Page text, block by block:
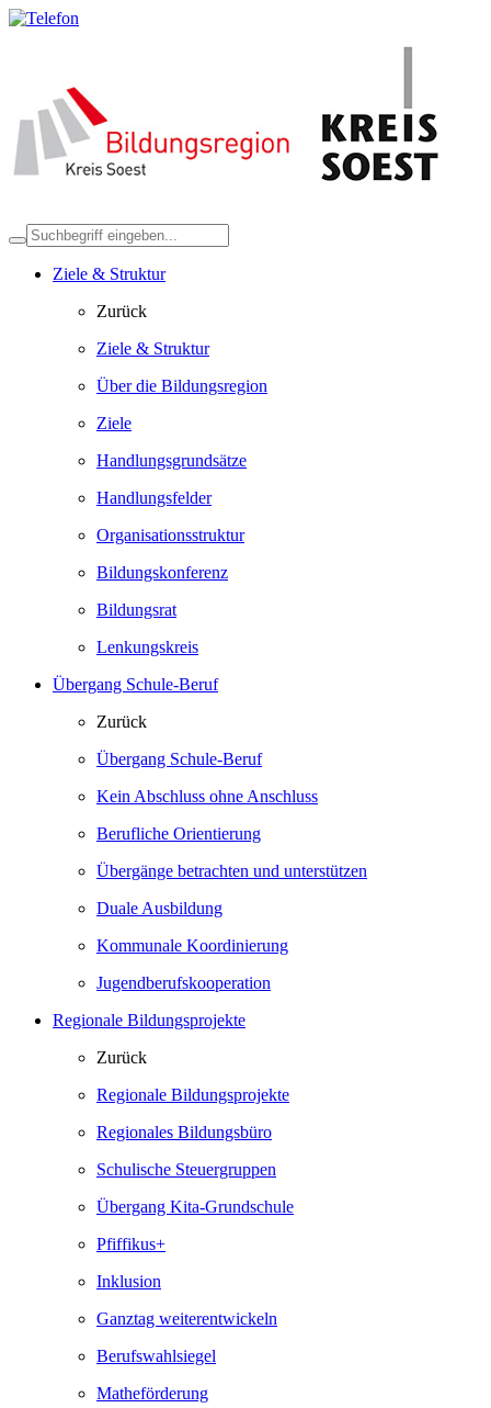
Ziele & Struktur
Zurück
Ziele & Struktur
Über die Bildungsregion
Ziele
Handlungsgrundsätze
Handlungsfelder
Organisationsstruktur
Bildungskonferenz
Bildungsrat
Lenkungskreis
Übergang Schule-Beruf
Zurück
Übergang Schule-Beruf
Kein Abschluss ohne Anschluss
Berufliche Orientierung
Übergänge betrachten und unterstützen
Duale Ausbildung
Kommunale Koordinierung
Jugendberufskooperation
Regionale Bildungsprojekte
Zurück
Regionale Bildungsprojekte
Regionales Bildungsbüro
Schulische Steuergruppen
Übergang Kita-Grundschule
Pfiffikus+
Inklusion
Ganztag weiterentwickeln
Berufswahlsiegel
Matheförderung